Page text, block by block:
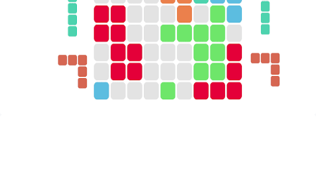
ブロックパズルクラッシュをダウンロードしてPCで実行
して、大画面と高解像度の画質をお楽しみください！
「Block Puzzle Clash」は、脳を刺激する古典的なパズル
ゲームで、最高の人気のパズルゲームです。
9x9マスの空きスペースをブロックで埋めて最高記録に挑